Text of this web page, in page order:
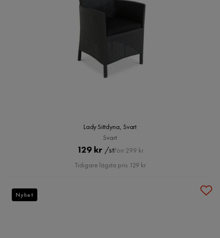
Lady Sittdyna, Svart
Svart
Pris
129 kr /stOriginal
Pris
Förr 299 kr
Tidigare lägsta pris 129 kr
Nyhet